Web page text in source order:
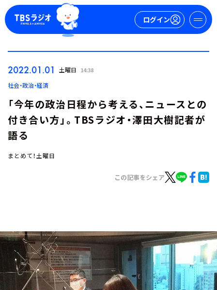
ログイン
イベント・グッズ
YouTube
会社情報
2022.01.01 土曜日 14:38
社会・政治・経済
「今年の政治日程から考える、ニュースとの
付き合い方」。TBSラジオ・澤田大樹記者が
語る
まとめて！土曜日
この記事をシェア